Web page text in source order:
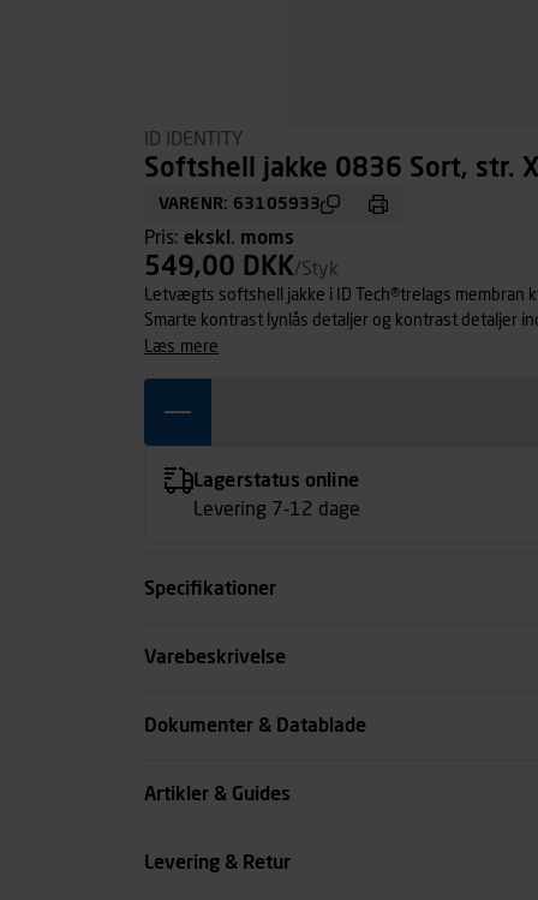
ID IDENTITY
Softshell jakke 0836 Sort, str.
VARENR: 63105933
Pris: ekskl. moms
549,00 DKK/Styk
Letvægts softshell jakke i ID Tech®trelags
Smarte kontrast lynlås detaljer og kontrast detaljer
optimal funktion. To lynlås sidelommer. Ærmer med
læs mere
Lagerstatus online
Levering 7-12 dage
Specifikationer
Farve
Varebeskrivelse
Dokumenter & Datablade
Artikler & Guides
Levering & Retur